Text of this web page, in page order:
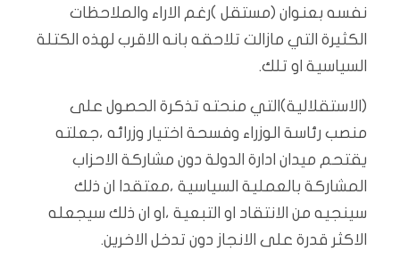
نفسه بعنوان (مستقل )رغم الاراء والملاحظات
الكثيرة التي مازالت تلاحقه بانه الاقرب لهذه الكتلة
السياسية او تلك.
(الاستقلالية)التي منحته تذكرة الحصول على
منصب رئاسة الوزراء وفسحة اختيار وزرائه ،جعلته
يقتحم ميدان ادارة الدولة دون مشاركة الاحزاب
المشاركة بالعملية السياسية ،معتقدا ان ذلك
سينجيه من الانتقاد او التبعية ،او ان ذلك سيجعله
الاكثر قدرة على الانجاز دون تدخل الاخرين.